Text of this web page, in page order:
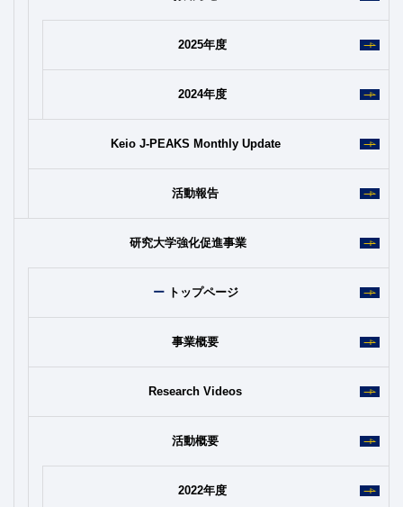
2025年度
2024年度
Keio J-PEAKS Monthly Update
活動報告
研究大学強化促進事業
トップページ
事業概要
Research Videos
活動概要
2022年度